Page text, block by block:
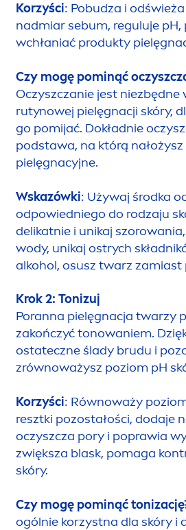
Korzyści: Pobudza i
nadmiar sebum, reguluje
wchłaniać produkty
Czy mogę pominąć
Oczyszczanie jest niezbędne
rutynowej pielęgnacji skóry,
go pomijać. Dokładnie
podstawa, na którą
pielęgnacyjne.
Wskazówki: Używaj środka
odpowiedniego do rodzaju
delikatnie i unikaj
wody, unikaj ostrych
alkohol, osusz twarz zamiast
Krok 2: Tonizuj
Poranna pielęgnacja twarzy
zakończyć tonowaniem.
ostateczne ślady brudu i
zrównoważysz poziom pH
Korzyści: Równoważy
resztki pozostałości, dodaje
oczyszcza pory i poprawia
zwiększa blask, pomaga
skóry.
Czy mogę pominąć
ogólnie korzystna dla skóry i